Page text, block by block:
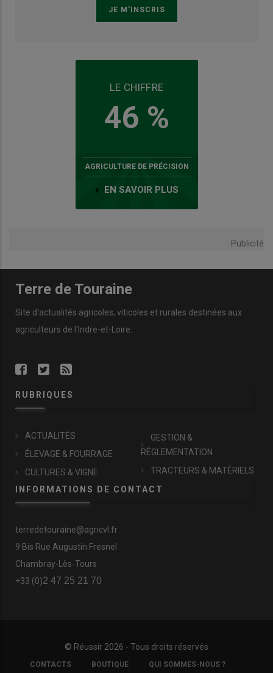
LE CHIFFRE
46 %
AGRICULTURE DE PRÉCISION
EN SAVOIR PLUS
Publicité
Terre de Touraine
Site d'actualités agricoles, viticoles et rurales destinées aux
agriculteurs de l'Indre-et-Loire.
RUBRIQUES
ACTUALITÉS
ÉLEVAGE & FOURRAGE
CULTURES & VIGNE
GESTION &
RÉGLEMENTATION
TRACTEURS & MATÉRIELS
INFORMATIONS DE CONTACT
terredetouraine@agricvl.fr
9 Bis Rue Augustin Fresnel
Chambray-Lès-Tours
+33 (0)2 47 25 21 70
© Réussir 2026 - Tous droits réservés
FOOTER
COPYRIGHT
CONTACTS BOUTIQUE QUI SOMMES-NOUS ?